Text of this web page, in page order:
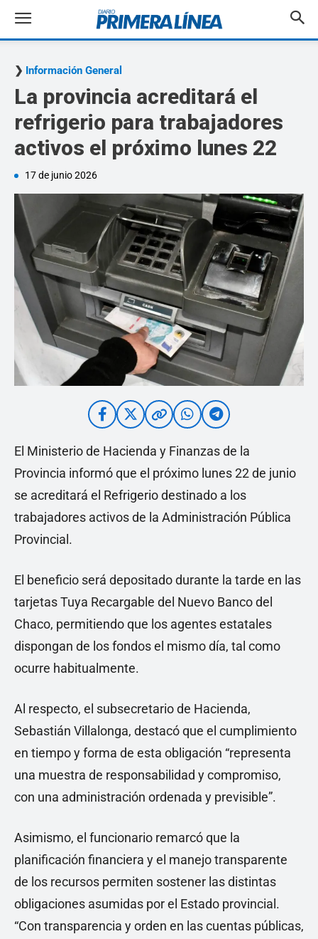
Información General
La provincia acreditará el
refrigerio para trabajadores
activos el próximo lunes 22
17 de junio 2026
El Ministerio de Hacienda y Finanzas de la
Provincia informó que el próximo lunes 22 de junio
se acreditará el Refrigerio destinado a los
trabajadores activos de la Administración Pública
Provincial.
El beneficio será depositado durante la tarde en las
tarjetas Tuya Recargable del Nuevo Banco del
Chaco, permitiendo que los agentes estatales
dispongan de los fondos el mismo día, tal como
ocurre habitualmente.
Al respecto, el subsecretario de Hacienda,
Sebastián Villalonga, destacó que el cumplimiento
en tiempo y forma de esta obligación “representa
una muestra de responsabilidad y compromiso,
con una administración ordenada y previsible”.
Asimismo, el funcionario remarcó que la
planificación financiera y el manejo transparente
de los recursos permiten sostener las distintas
obligaciones asumidas por el Estado provincial.
“Con transparencia y orden en las cuentas públicas,